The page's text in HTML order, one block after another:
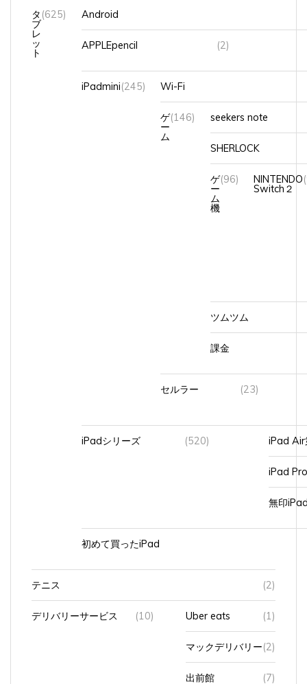
タ
ブ
レ
ッ
ト
(625) Android
APPLEpencil (2)
iPadmini(245) Wi-Fi
ゲ
ー
ム
(146) seekers note
SHERLOCK
ゲ
ー
ム
機
(96) NINTENDO
Switch２
ツムツム
課金
セルラー (23)
iPadシリーズ (520) iPad Air
iPad Pro
無印
初めて買ったiPad
テニス (2)
デリバリーサービス (10) Uber eats (1)
マックデリバリー(2)
出前館 (7)